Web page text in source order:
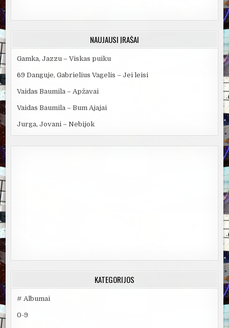
NAUJAUSI ĮRAŠAI
Gamka, Jazzu – Viskas puiku
69 Danguje, Gabrielius Vagelis – Jei leisi
Vaidas Baumila – Apžavai
Vaidas Baumila – Bum Ajajai
Jurga, Jovani – Nebijok
KATEGORIJOS
# Albumai
0-9